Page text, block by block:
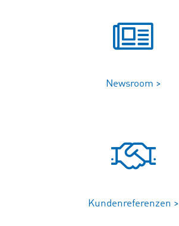
Newsroom >
Kundenreferenzen >